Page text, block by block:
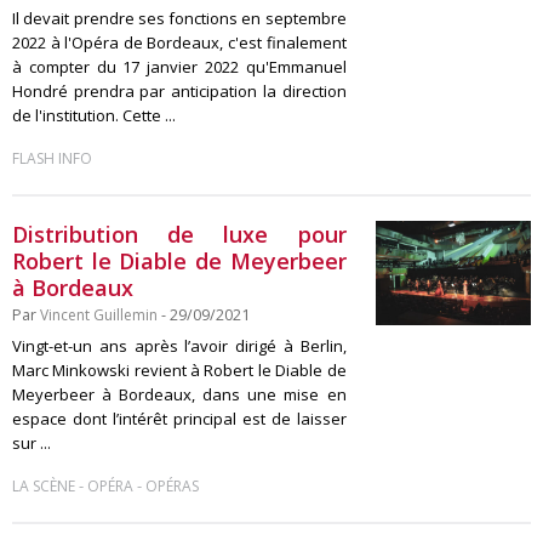
Il devait prendre ses fonctions en septembre
2022 à l'Opéra de Bordeaux, c'est finalement
à compter du 17 janvier 2022 qu'Emmanuel
Hondré prendra par anticipation la direction
de l'institution. Cette ...
FLASH INFO
Distribution de luxe pour
Robert le Diable de Meyerbeer
à Bordeaux
ParVincent Guillemin - 29/09/2021
Vingt-et-un ans après l’avoir dirigé à Berlin,
Marc Minkowski revient à Robert le Diable de
Meyerbeer à Bordeaux, dans une mise en
espace dont l’intérêt principal est de laisser
sur ...
LA SCÈNE- OPÉRA- OPÉRAS